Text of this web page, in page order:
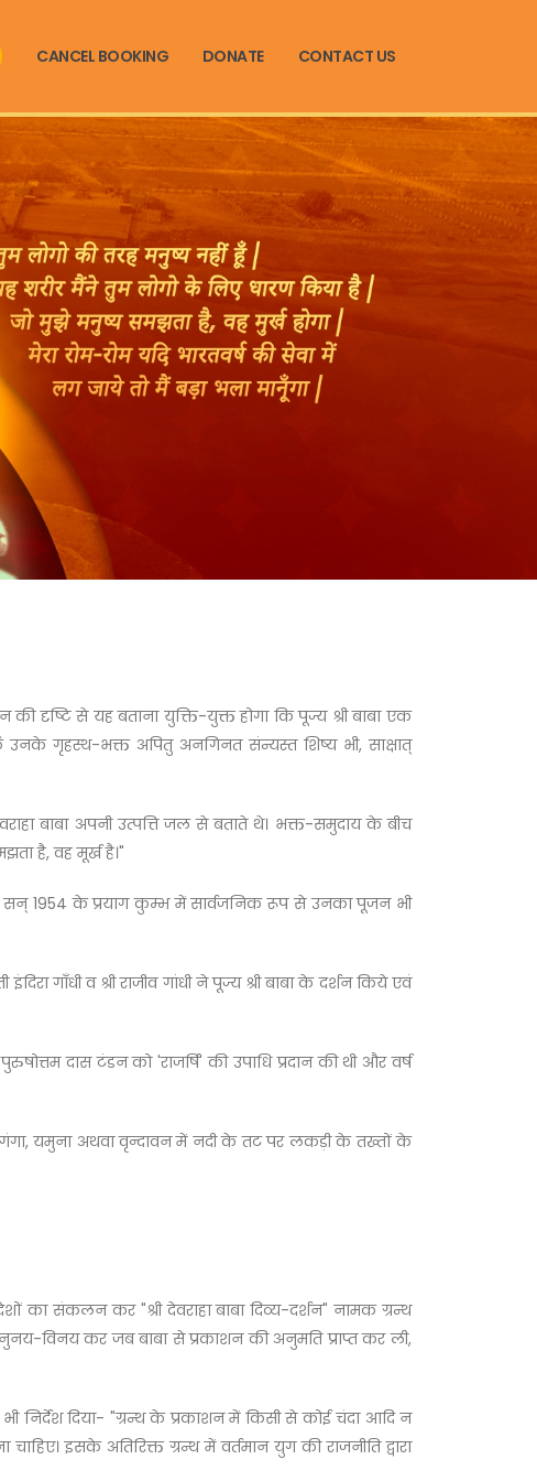
CANCEL BOOKING DONATE CONTACT US
दृष्टि से यह बताना युक्ति-युक्त होगा कि पूज्य श्री बाबा एक
गृहस्थ-भक्त अपितु अनगिनत संन्यस्त शिष्य भी, साक्षात्
बाबा अपनी उत्पत्ति जल से बताते थे। भक्त-समुदाय के बीच
है, वह मूर्ख है।"
और सन् 1954 के प्रयाग कुम्भ में सार्वजनिक रूप से उनका पूजन भी
गाँधी व श्री राजीव गांधी ने पूज्य श्री बाबा के दर्शन किये एवं
दास टंडन को 'राजर्षि' की उपाधि प्रदान की थी और वर्ष
गंगा, यमुना अथवा वृन्दावन में नदी के तट पर लकड़ी के तख्तों के
का संकलन कर "श्री देवराहा बाबा दिव्य-दर्शन" नामक ग्रन्थ
विनय कर जब बाबा से प्रकाशन की अनुमति प्राप्त कर ली,
निर्देश दिया- "ग्रन्थ के प्रकाशन में किसी से कोई चंदा आदि न
इसके अतिरिक्त ग्रन्थ में वर्तमान युग की राजनीति द्वारा